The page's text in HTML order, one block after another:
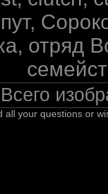
отряд
Всего
all your questions or